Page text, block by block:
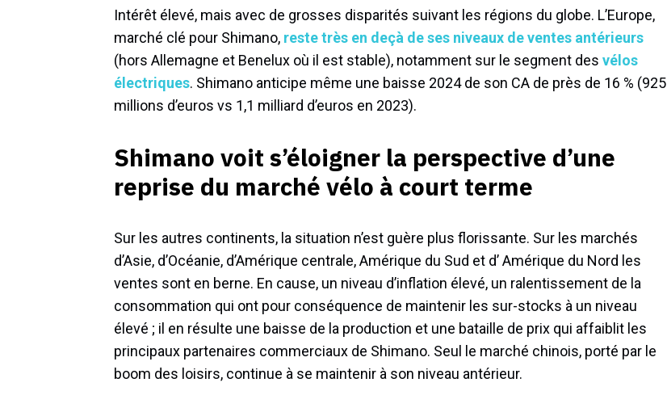
Intérêt élevé, mais avec de grosses disparités suivant les régions du globe. L’Europe,
marché clé pour Shimano, reste très en deçà de ses niveaux de ventes antérieurs
(hors Allemagne et Benelux où il est stable), notamment sur le segment des vélos
électriques. Shimano anticipe même une baisse 2024 de son CA de près de 16 % (925
millions d’euros vs 1,1 milliard d’euros en 2023).
Shimano voit s’éloigner la perspective d’une
reprise du marché vélo à court terme
Sur les autres continents, la situation n’est guère plus florissante. Sur les marchés
d’Asie, d’Océanie, d’Amérique centrale, Amérique du Sud et d’ Amérique du Nord les
ventes sont en berne. En cause, un niveau d’inflation élevé, un ralentissement de la
consommation qui ont pour conséquence de maintenir les sur-stocks à un niveau
élevé ; il en résulte une baisse de la production et une bataille de prix qui affaiblit les
principaux partenaires commerciaux de Shimano. Seul le marché chinois, porté par le
boom des loisirs, continue à se maintenir à son niveau antérieur.